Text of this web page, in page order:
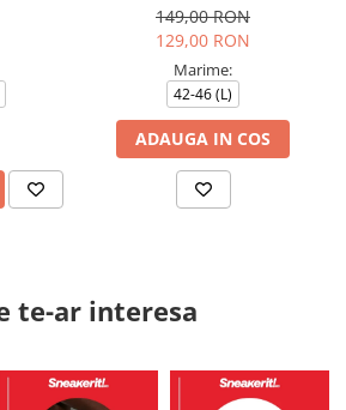
149,00 RON
129,00 RON
Marime:
42-46 (L)
ADAUGA IN COS
te-ar interesa